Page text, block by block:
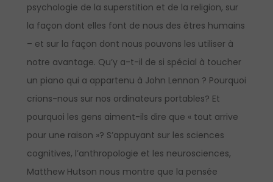
psychologie de la superstition et de la religion, sur
la façon dont elles font de nous des êtres humains
– et sur la façon dont nous pouvons les utiliser à
notre avantage. Qu’y a-t-il de si spécial à toucher
un piano qui a appartenu à John Lennon ? Pourquoi
crions-nous sur nos ordinateurs portables? Et
pourquoi les gens aiment-ils dire que « tout arrive
pour une raison »? S’appuyant sur les sciences
cognitives, l’anthropologie et les neurosciences,
Matthew Hutson nous montre que la pensée